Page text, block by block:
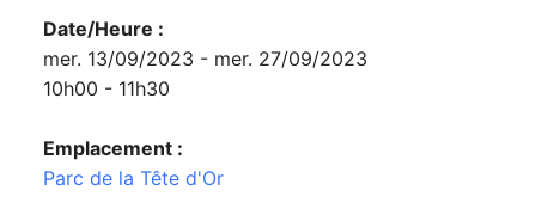
Date/Heure :
mer. 13/09/2023 - mer. 27/09/2023
10h00 - 11h30
Emplacement :
Parc de la Tête d'Or